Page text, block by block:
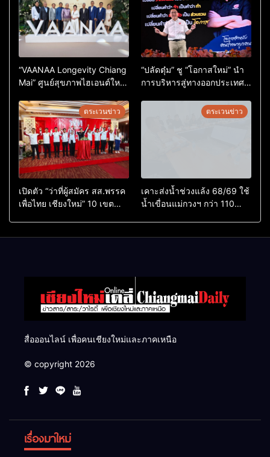
“VAANAA Longevity Chiang
Mai” ศูนย์สุขภาพไฮเอนต์ใหญ่
“ปลัดตุ๋ม” ชู “โอกาสใหม่” นำ
การบริหารสู่ทางออกประเทศ
ตระเวนข่าว
เปิดตัว “ว่าที่ผู้สมัคร สส.พรรค
เพื่อไทย เชียงใหม่” 10 เขต
ตระเวนข่าว
เคาะส่งน้ำช่วงแล้ง 68/69 ใช้
น้ำเขื่อนแม่กวงฯ กว่า 110
สื่อออนไลน์ เพื่อคนเชียงใหม่และภาคเหนือ
© copyright 2026
เรื่องมาใหม่